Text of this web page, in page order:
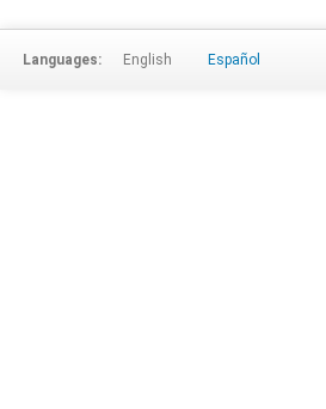
Languages: English Español